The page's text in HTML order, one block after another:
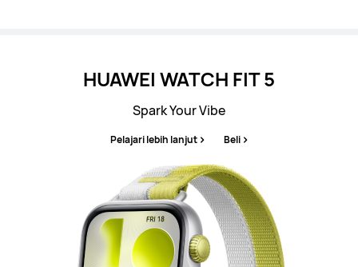
HUAWEI WATCH FIT 5
Spark Your Vibe
Pelajari lebih lanjut Beli